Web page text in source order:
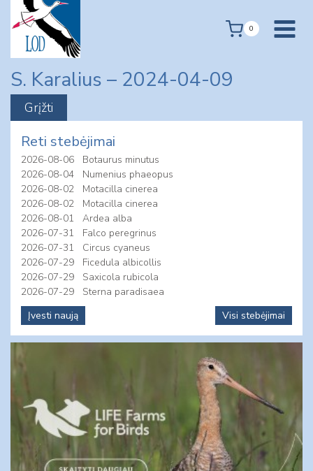
content
0
S. Karalius – 2024-04-09
Reti stebėjimai
2026-08-06
Botaurus minutus
2026-08-04
Numenius phaeopus
2026-08-02
Motacilla cinerea
2026-08-02
Motacilla cinerea
2026-08-01
Ardea alba
2026-07-31
Falco peregrinus
2026-07-31
Circus cyaneus
2026-07-29
Ficedula albicollis
2026-07-29
Saxicola rubicola
2026-07-29
Sterna paradisaea
Įvesti naują
Visi stebėjimai